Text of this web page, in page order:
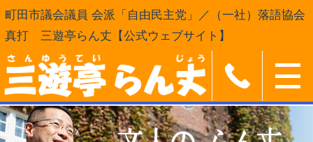
町田市議会議員 会派「自由民主党」／（一社）落語協会
真打 三遊亭らん丈【公式ウェブサイト】